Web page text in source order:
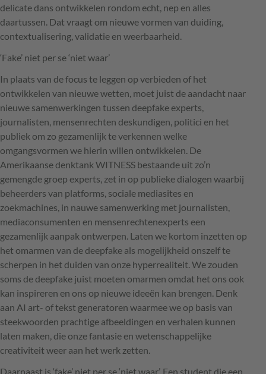
delicate dans ontwikkelen rondom echt, nep en alles
daartussen. Dat vraagt om nieuwe vormen van duiding,
contextualisering, validatie en weerbaarheid.
‘Fake’ niet per se ‘niet waar’
In plaats van de focus te leggen op verbieden of het
ontwikkelen van nieuwe wetten, moet juist de aandacht naar
nieuwe samenwerkingen tussen deepfake experts,
journalisten, mensenrechten deskundigen, politici en het
publiek om zo gezamenlijk te verkennen welke
omgangsvormen we hierin willen ontwikkelen. De
Amerikaanse denktankWITNESS bestaande uit zo’n
gemengde groep experts, zet in op publieke dialogen waarbij
beheerders van platforms, sociale mediasites en
zoekmachines, in nauwe samenwerking met journalisten,
mediaconsumenten en mensenrechtenexperts een
gezamenlijk aanpak ontwerpen. Laten we kortom inzetten op
het omarmen van de deepfake als mogelijkheid onszelf te
scherpen in het duiden van onze hyperrealiteit. We zouden
soms de deepfake juist moeten omarmen omdat het ons ook
kan inspireren en ons op nieuwe ideeën kan brengen. Denk
aan AI art- of tekst generatoren waarmee we op basis van
steekwoorden prachtige afbeeldingen en verhalen kunnen
laten maken, die onze fantasie en wetenschappelijke
creativiteit weer aan het werk zetten.
Daarnaast is ‘fake’ niet per se ‘niet waar’. Een student die een